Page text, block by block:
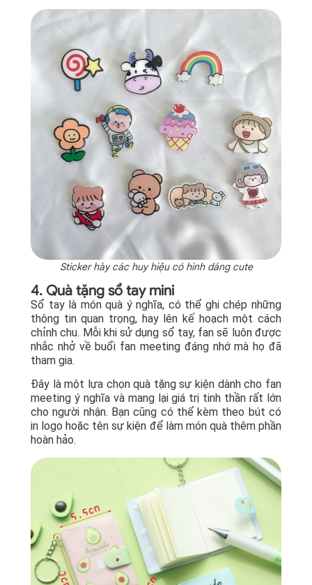
Sticker hày các huy hiệu có hình dáng cute
4. Quà tặng sổ tay mini
Sổ tay là món quà ý nghĩa, có thể ghi chép những
thông tin quan trọng, hay lên kế hoạch một cách
chỉnh chu. Mỗi khi sử dụng sổ tay, fan sẽ luôn được
nhắc nhở về buổi fan meeting đáng nhớ mà họ đã
tham gia.
Đây là một lựa chọn quà tặng sự kiện dành cho fan
meeting ý nghĩa và mang lại giá trị tinh thần rất lớn
cho người nhận. Bạn cũng có thể kèm theo bút có
in logo hoặc tên sự kiện để làm món quà thêm phần
hoàn hảo.